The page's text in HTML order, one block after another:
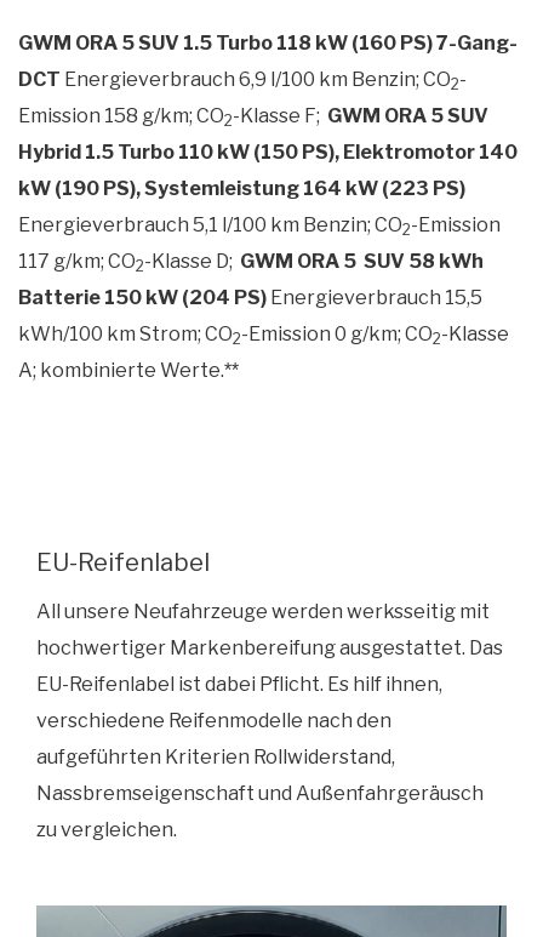
GWM ORA 5 SUV 1.5 Turbo 118 kW (160 PS) 7-Gang-
DCT Energieverbrauch 6,9 l/100 km Benzin; CO2-
Emission 158 g/km; CO2-Klasse F; GWM ORA 5 SUV
Hybrid 1.5 Turbo 110 kW (150 PS), Elektromotor 140
kW (190 PS), Systemleistung 164 kW (223 PS)
Energieverbrauch 5,1 l/100 km Benzin; CO2-Emission
117 g/km; CO2-Klasse D; GWM ORA 5 SUV 58 kWh
Batterie 150 kW (204 PS) Energieverbrauch 15,5
kWh/100 km Strom; CO2-Emission 0 g/km; CO2-Klasse
A; kombinierte Werte.**
EU-Reifenlabel
All unsere Neufahrzeuge werden werksseitig mit
hochwertiger Markenbereifung ausgestattet. Das
EU-Reifenlabel ist dabei Pflicht. Es hilf ihnen,
verschiedene Reifenmodelle nach den
aufgeführten Kriterien Rollwiderstand,
Nassbremseigenschaft und Außenfahrgeräusch
zu vergleichen.